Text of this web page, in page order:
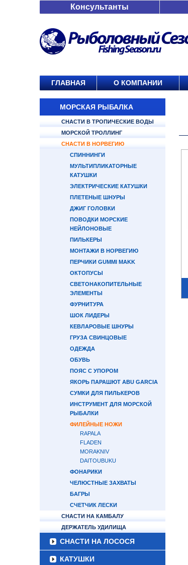
Консультанты
ГЛАВНАЯ О КОМПАНИИ
МОРСКАЯ РЫБАЛКА
СНАСТИ В ТРОПИЧЕСКИЕ ВОДЫ
МОРСКОЙ ТРОЛЛИНГ
СНАСТИ В НОРВЕГИЮ
СПИННИНГИ
МУЛЬТИПЛИКАТОРНЫЕ
КАТУШКИ
ЭЛЕКТРИЧЕСКИЕ КАТУШКИ
ПЛЕТЕНЫЕ ШНУРЫ
ДЖИГ ГОЛОВКИ
ПОВОДКИ МОРСКИЕ
НЕЙЛОНОВЫЕ
ПИЛЬКЕРЫ
МОНТАЖИ В НОРВЕГИЮ
ПЕРЧИКИ GUMMI MAKK
ОКТОПУСЫ
СВЕТОНАКОПИТЕЛЬНЫЕ
ЭЛЕМЕНТЫ
ФУРНИТУРА
ШОК ЛИДЕРЫ
КЕВЛАРОВЫЕ ШНУРЫ
ГРУЗА СВИНЦОВЫЕ
ОДЕЖДА
ОБУВЬ
ПОЯС С УПОРОМ
ЯКОРЬ ПАРАШЮТ ABU GARCIA
СУМКИ ДЛЯ ПИЛЬКЕРОВ
ИНСТРУМЕНТ ДЛЯ МОРСКОЙ
РЫБАЛКИ
ФИЛЕЙНЫЕ НОЖИ
RAPALA
FLADEN
MORAKNIV
DAITOUBUKU
ФОНАРИКИ
ЧЕЛЮСТНЫЕ ЗАХВАТЫ
БАГРЫ
СЧЕТЧИК ЛЕСКИ
СНАСТИ НА КАМБАЛУ
ДЕРЖАТЕЛЬ УДИЛИЩА
СНАСТИ НА ЛОСОСЯ
КАТУШКИ